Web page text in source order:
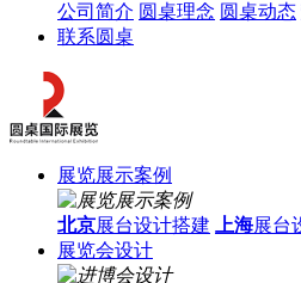
公司简介 圆桌理念 圆桌动态
联系圆桌
展览展示案例
北京展台设计搭建 上海展台
展览会设计